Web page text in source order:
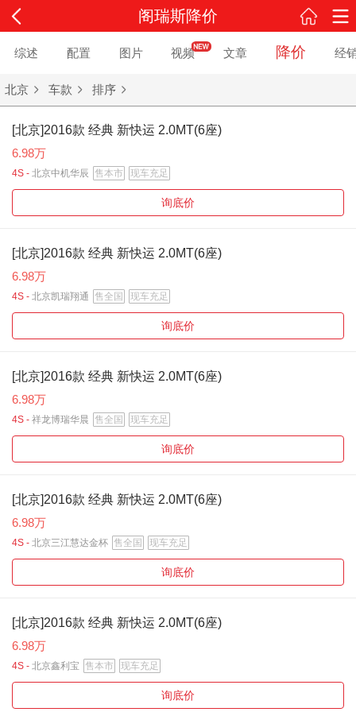
阁瑞斯降价
综述 配置 图片 视频 文章 降价 经
北京 车款 排序
[北京]2016款 经典 新快运 2.0MT(6座)
6.98万
4S - 北京中机华辰 售本市 现车充足
询底价
[北京]2016款 经典 新快运 2.0MT(6座)
6.98万
4S - 北京凯瑞翔通 售全国 现车充足
询底价
[北京]2016款 经典 新快运 2.0MT(6座)
6.98万
4S - 祥龙博瑞华晨 售全国 现车充足
询底价
[北京]2016款 经典 新快运 2.0MT(6座)
6.98万
4S - 北京三江慧达金杯 售全国 现车充足
询底价
[北京]2016款 经典 新快运 2.0MT(6座)
6.98万
4S - 北京鑫利宝 售本市 现车充足
询底价